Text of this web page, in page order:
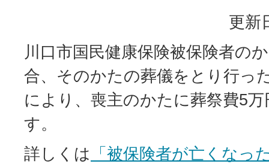
更新
川口市国民健康保険被保険者の
合、そのかたの葬儀をとり行っ
により、喪主のかたに葬祭費5
す。
詳しくは 「被保険者が亡くなっ